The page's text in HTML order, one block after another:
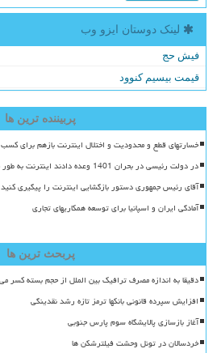
لینک دوستان ایزو وب
فیش حج
قیمت بیسیم کنوود
پربیننده ترین ها
خسارتهای قطع و محدودیت و اختلال اینترنت بازهم برای کسب
در دولت رئیسی در بحران 1401 وعده دادند اینترنت به طور موقت قطع می شود اما ماندگار شد
آقای رئیس جمهوری دستور بازگشایی اینترنت را پیگیری کنید
آمادگی ایران و اسپانیا برای توسعه همکاریهای تجاری
پربحث ترین ها
دقیقا به اندازه مصرف ترافیک بین الملل از حجم بسته کسر
افزایش سپرده قانونی بانکها ترمز تازه رشد نقدینگی
آغاز بازسازی پالایشگاه سوم پارس جنوبی
خردسالان در تونل وحشت فیلترشکن ها